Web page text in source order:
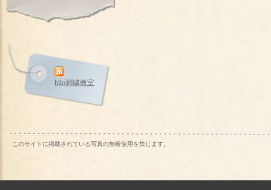
hilo刺繍教室
このサイトに掲載されている写真の無断使用を禁じます。